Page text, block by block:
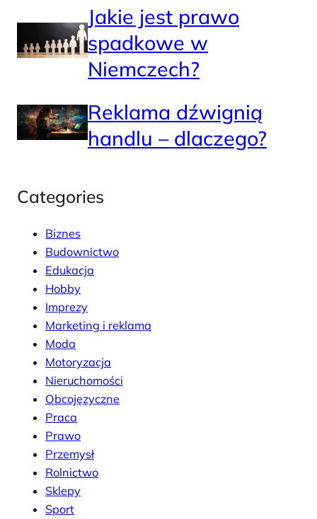
Jakie jest prawo
spadkowe w
Niemczech?
Reklama dźwignią
handlu – dlaczego?
Categories
Biznes
Budownictwo
Edukacja
Hobby
Imprezy
Marketing i reklama
Moda
Motoryzacja
Nieruchomości
Obcojęzyczne
Praca
Prawo
Przemysł
Rolnictwo
Sklepy
Sport